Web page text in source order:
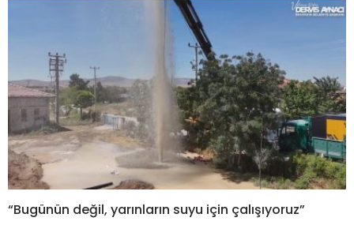
“Bugünün değil, yarınların suyu için çalışıyoruz”